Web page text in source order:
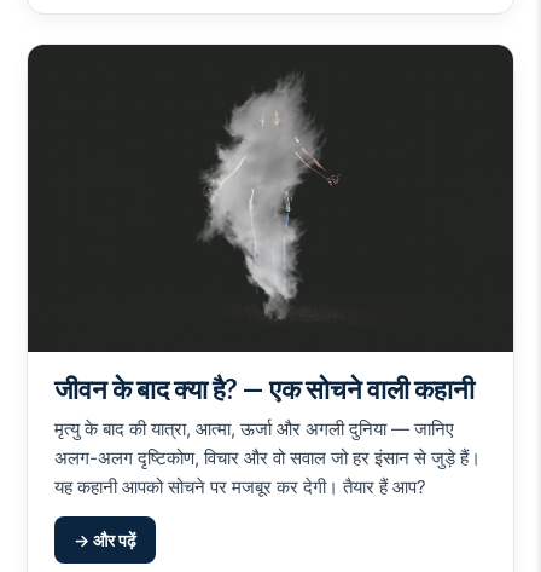
जीवन के बाद क्या है? — एक सोचने वाली कहानी
मृत्यु के बाद की यात्रा, आत्मा, ऊर्जा और अगली दुनिया — जानिए
अलग-अलग दृष्टिकोण, विचार और वो सवाल जो हर इंसान से जुड़े हैं।
यह कहानी आपको सोचने पर मजबूर कर देगी। तैयार हैं आप?
→ और पढ़ें